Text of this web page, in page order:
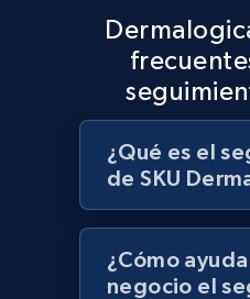
Lazada - Products
URL, Title, Rating,
price, Currency, Stock,
991+ 165+
¿Qué es el
de SKU
¿Cómo
negocio el